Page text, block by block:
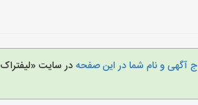
آگهی و نام شما در این صفحهدر سایت «لیفتراک